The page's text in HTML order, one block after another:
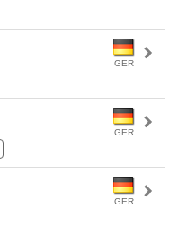
GER
GER
GER